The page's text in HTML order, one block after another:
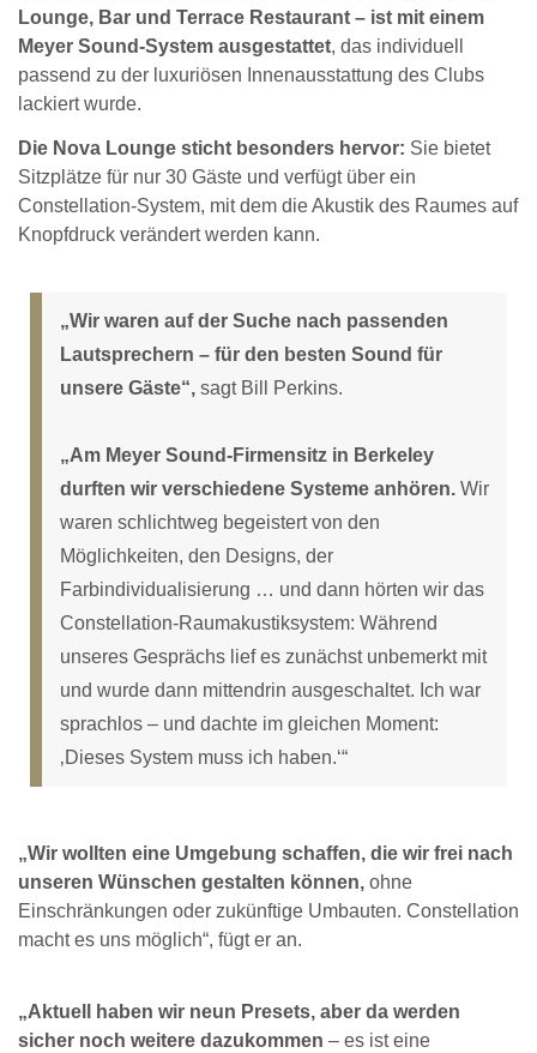
Lounge, Bar und Terrace Restaurant – ist mit einem
Meyer Sound-System ausgestattet, das individuell
passend zu der luxuriösen Innenausstattung des Clubs
lackiert wurde.
Die Nova Lounge sticht besonders hervor: Sie bietet
Sitzplätze für nur 30 Gäste und verfügt über ein
Constellation-System, mit dem die Akustik des Raumes auf
Knopfdruck verändert werden kann.
„Wir waren auf der Suche nach passenden
Lautsprechern – für den besten Sound für
unsere Gäste“, sagt Bill Perkins.
„Am Meyer Sound-Firmensitz in Berkeley
durften wir verschiedene Systeme anhören. Wir
waren schlichtweg begeistert von den
Möglichkeiten, den Designs, der
Farbindividualisierung … und dann hörten wir das
Constellation-Raumakustiksystem: Während
unseres Gesprächs lief es zunächst unbemerkt mit
und wurde dann mittendrin ausgeschaltet. Ich war
sprachlos – und dachte im gleichen Moment:
‚Dieses System muss ich haben.‘“
„Wir wollten eine Umgebung schaffen, die wir frei nach
unseren Wünschen gestalten können, ohne
Einschränkungen oder zukünftige Umbauten. Constellation
macht es uns möglich“, fügt er an.
„Aktuell haben wir neun Presets, aber da werden
sicher noch weitere dazukommen – es ist eine